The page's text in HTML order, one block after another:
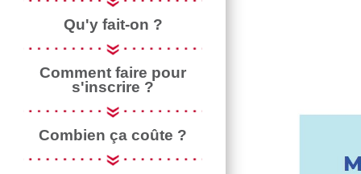
Qu'y fait-on ?
Comment faire pour
s'inscrire ?
Combien ça coûte ?